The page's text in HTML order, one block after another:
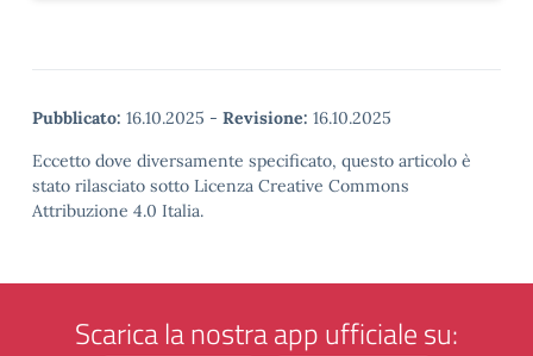
Pubblicato: 16.10.2025 - Revisione: 16.10.2025
Eccetto dove diversamente specificato, questo articolo è
stato rilasciato sotto Licenza Creative Commons
Attribuzione 4.0 Italia.
Scarica la nostra app ufficiale su: